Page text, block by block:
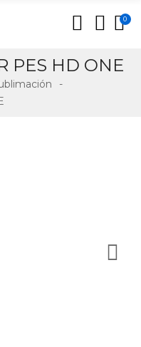
0
PES HD ONE